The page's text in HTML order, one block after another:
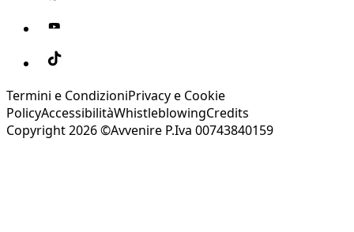
Termini e CondizioniPrivacy e Cookie
PolicyAccessibilitàWhistleblowingCredits
Copyright 2026 ©Avvenire P.Iva 00743840159